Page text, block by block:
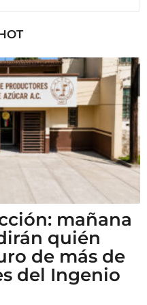
mañana
quién
de más de
del Ingenio